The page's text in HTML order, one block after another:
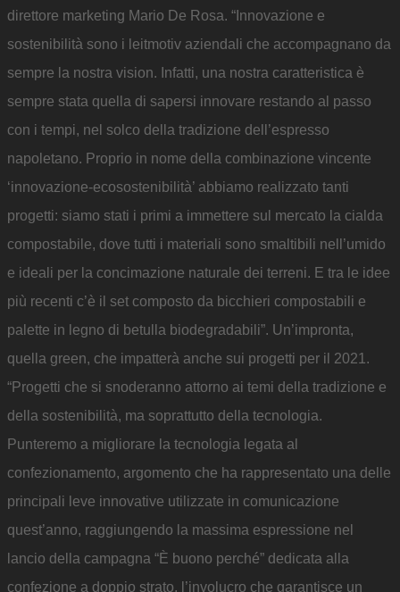
direttore marketing Mario De Rosa. “Innovazione e
sostenibilità sono i leitmotiv aziendali che accompagnano da
sempre la nostra vision. Infatti, una nostra caratteristica è
sempre stata quella di sapersi innovare restando al passo
con i tempi, nel solco della tradizione dell’espresso
napoletano. Proprio in nome della combinazione vincente
‘innovazione-ecosostenibilità’ abbiamo realizzato tanti
progetti: siamo stati i primi a immettere sul mercato la cialda
compostabile, dove tutti i materiali sono smaltibili nell’umido
e ideali per la concimazione naturale dei terreni. E tra le idee
più recenti c’è il set composto da bicchieri compostabili e
palette in legno di betulla biodegradabili”. Un’impronta,
quella green, che impatterà anche sui progetti per il 2021.
“Progetti che si snoderanno attorno ai temi della tradizione e
della sostenibilità, ma soprattutto della tecnologia.
Punteremo a migliorare la tecnologia legata al
confezionamento, argomento che ha rappresentato una delle
principali leve innovative utilizzate in comunicazione
quest’anno, raggiungendo la massima espressione nel
lancio della campagna “È buono perché” dedicata alla
confezione a doppio strato, l’involucro che garantisce un